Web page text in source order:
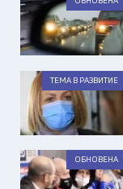
ТЕМА В РАЗВИТИЕ
ОБНОВЕНА